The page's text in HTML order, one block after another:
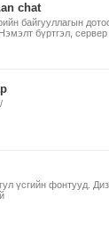
chat
байгууллагын
бүртгэл,
үсгийн фонтууд.